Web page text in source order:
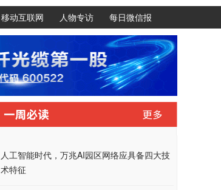
移动互联网 人物专访 每日微信报
人工智能时代，万兆AI园区网络应具备四大技
术特征